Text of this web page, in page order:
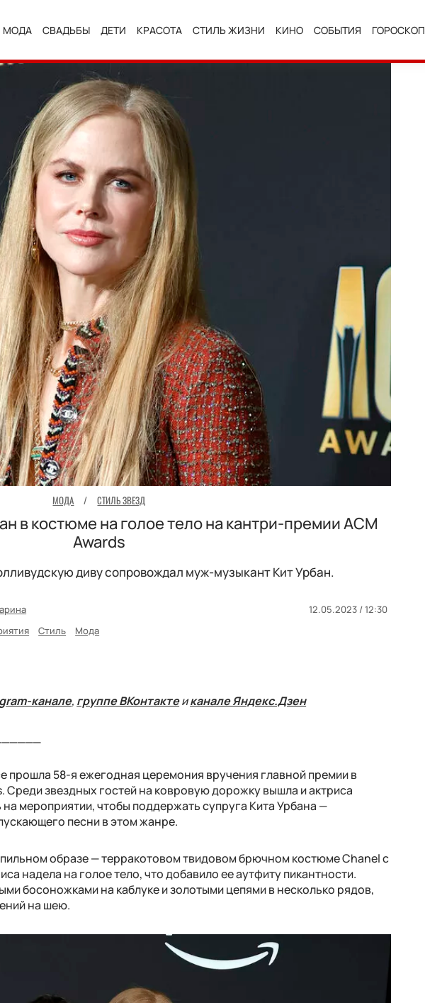
МОДА СВАДЬБЫ ДЕТИ КРАСОТА СТИЛЬ ЖИЗНИ КИНО СОБЫТИЯ ГОРОСКОП
МОДА / СТИЛЬ ЗВЕЗД
в костюме на голое тело на кантри-премии ACM
Awards
диву сопровождал муж-музыкант Кит Урбан.
12.05.2023 / 12:30
Стиль Мода
канале, группе ВКонтактеиканале Яндекс.Дзен
прошла 58-я ежегодная церемония вручения главной премии в
Среди звездных гостей на ковровую дорожку вышла и актриса
мероприятии, чтобы поддержать супруга Кита Урбана —
песни в этом жанре.
образе — терракотовом твидовом брючном костюме Chanel с
надела на голое тело, что добавило ее аутфиту пикантности.
босоножками на каблуке и золотыми цепями в несколько рядов,
на шею.